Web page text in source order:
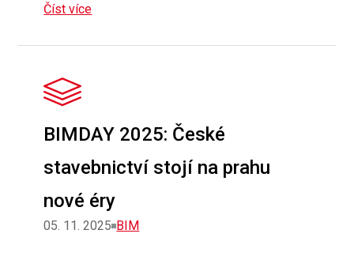
Číst více
BIMDAY 2025: České
stavebnictví stojí na prahu
nové éry
05. 11. 2025 Rubriky
BIM